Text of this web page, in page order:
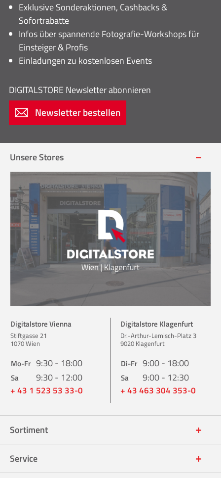
Exklusive Sonderaktionen, Cashbacks &
Sofortrabatte
Infos über spannende Fotografie-Workshops für
Einsteiger & Profis
Einladungen zu kostenlosen Events
DIGITALSTORE Newsletter abonnieren
Newsletter bestellen
Unsere Stores
Digitalstore Vienna
Stiftgasse 21
1070 Wien
Mo-Fr 9:30 - 18:00
Sa 9:30 - 12:00
+ 43 1 523 53 33-0
Digitalstore Klagenfurt
Dr.-Arthur-Lemisch-Platz 3
9020 Klagenfurt
Di-Fr 9:00 - 18:00
Sa 9:00 - 12:30
+ 43 463 304 353-0
Sortiment
Service